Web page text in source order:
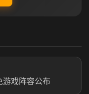
戏阵容公布